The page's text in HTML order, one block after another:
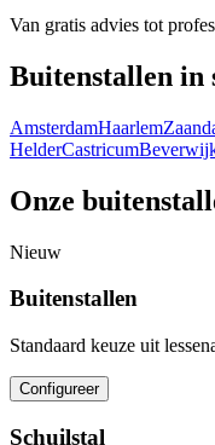
Van gratis advies tot
Buitenstallen in
AmsterdamHaarlem
HelderCastricum
Onze
Nieuw
Buitenstallen
Standaard keuze uit
Configureer
Schuilstal